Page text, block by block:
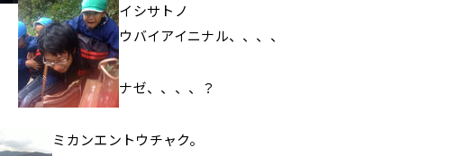
イシサトノ
ウバイアイニナル、、、、
ナゼ、、、、？
ミカンエントウチャク。